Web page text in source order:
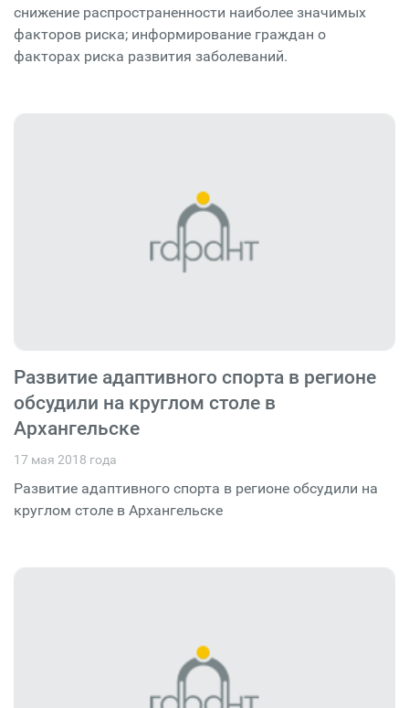
снижение распространенности наиболее значимых
факторов риска; информирование граждан о
факторах риска развития заболеваний.
Развитие адаптивного спорта в регионе
обсудили на круглом столе в
Архангельске
17 мая 2018 года
Развитие адаптивного спорта в регионе обсудили на
круглом столе в Архангельске